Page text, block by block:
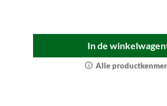
In de
Alle